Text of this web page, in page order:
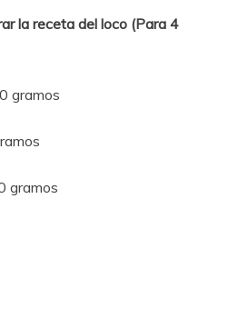
la receta del loco (Para 4
gramos
gramos